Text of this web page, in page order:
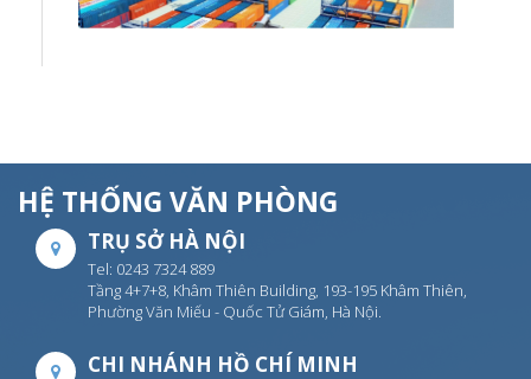
HỆ THỐNG VĂN PHÒNG
TRỤ SỞ HÀ NỘI
Tel: 0243 7324 889
Tầng 4+7+8, Khâm Thiên Building, 193-195 Khâm Thiên,
Phường Văn Miếu - Quốc Tử Giám, Hà Nội.
CHI NHÁNH HỒ CHÍ MINH